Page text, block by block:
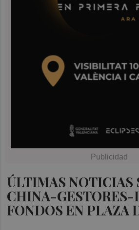
ÚLTIMAS NOTICIAS
CHINA-GESTORES-
FONDOS EN PLAZA